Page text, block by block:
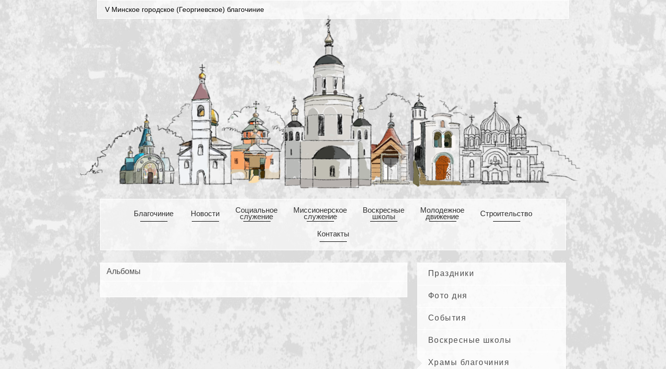
V Минское городское (Георгиевское) благочиние
Благочиние Новости Cоциальное
служение
Mиссионерское
служение
Воскресные
школы
Mолодежное
движение Cтроительство
Контакты
Праздники
Фото дня
События
Воскресные школы
Храмы благочиния
Альбомы